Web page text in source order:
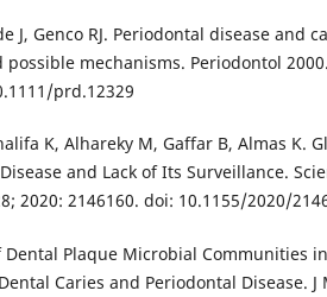
J, Genco RJ. Periodontal disease and
mechanisms. Periodontol
prd.12329
K, Alhareky M, Gaffar B, Almas K.
and Lack of Its Surveillance.
2020: 2146160. doi: 10.1155/2020/
Dental Plaque Microbial Communities
Caries and Periodontal Disease. J